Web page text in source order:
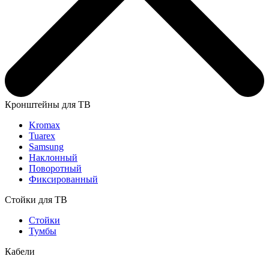
Кронштейны для ТВ
Kromax
Tuarex
Samsung
Наклонный
Поворотный
Фиксированный
Стойки для ТВ
Стойки
Тумбы
Кабели